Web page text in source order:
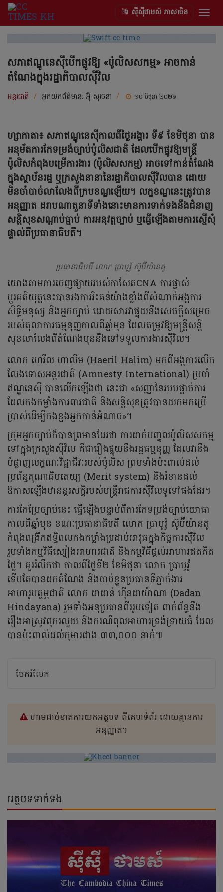
ស៊ីស៊ីថាមស៍ ភាសាចិន
សភាឥណ្ឌូនេស៊ីបើកផ្លូវឱ្យ «ប៉ូលិសសកម្ម» អាចកាន់
តំណែងក្នុងរដ្ឋាភិបាលស៊ីវិល
អន្តរជាតិ / អ្នកយកព័ត៌មាន: អ៊ុំ សុរចនា / ១០ មិថុនា ២០២៦
ហ្សាកាតា៖ សភាឥណ្ឌូនេស៊ីកាលពីថ្ងៃអង្គារ ទី៩ ខែមិថុនា បាន
អនុម័តការកែទម្រង់ច្បាប់ប៉ូលិសជាតិ ដែលបើកផ្លូវឱ្យមន្ត្រី
ប៉ូលិសកំពុងបម្រើការងារ (ប៉ូលិសសកម្ម) អាចទៅកាន់តំណែង
ក្នុងស្ថាប័នរដ្ឋ ឬក្រសួងនានានៃរដ្ឋាភិបាលស៊ីវិលបាន ដោយ
មិនចាំបាច់លាលែងពីក្របខណ្ឌឡើយ។ លក្ខខណ្ឌនេះត្រូវបាន
អនុញ្ញាត ដរាបណាតួនាទីទាំងនោះមានការទាក់ទងនឹងជំនាញ
សន្តិសុខសណ្តាប់ធ្នាប់ ការអនុវត្តច្បាប់ ឬធ្វើឡើងតាមការស្នើសុំ
ផ្ទាល់ពីប្រធានាធិបតី។
ប្រធានាធិបតី លោក ប្រាបូវ៉ូ ស៊ូប៊ីយ៉ានតូ
យោងតាមការចេញផ្សាយរបស់កាសែតCNA ការផ្លាស់
ប្តូរគតិយុត្តនេះបានរងការរិះគន់យ៉ាងខ្លាំងពីសំណាក់អង្គការ
សិទ្ធិមនុស្ស និងអ្នកច្បាប់ ដោយសារវាផ្ទុយនឹងសេចក្តីសម្រេច
របស់តុលាការធម្មនុញ្ញកាលពីឆ្នាំមុន ដែលតម្រូវឱ្យមន្ត្រីសន្តិ
សុខលាលែងពីតំណែងមុននឹងទៅទទួលការងារស៊ីវិល។
លោក ហេរីល ហាលីម (Haeril Halim) មកពីអង្គការលើក
លែងទោសអន្តរជាតិ (Amnesty International) ប្រចាំ
ឥណ្ឌូនេស៊ី បានលើកឡើងថា នេះជា «សញ្ញានៃរបបផ្តាច់ការ
ដែលកងកម្លាំងការពារជាតិ និងសន្តិសុខត្រូវបានយកមកប្រើ
ប្រាស់ដើម្បីកងខ្នងអ្នកកាន់អំណាច»។
ក្រុមអ្នកច្បាប់ក៏បានព្រមានដែរថា ការដាក់បញ្ចូលប៉ូលិសសកម្ម
ទៅក្នុងក្រសួងស៊ីវិល គឺជារឿងផ្ទុយនឹងរដ្ឋធម្មនុញ្ញ ដែលវានឹង
បំផ្លាញលក្ខណៈវិជ្ជាជីវៈរបស់ប៉ូលិស ព្រមទាំងប៉ះពាល់ដល់
ប្រព័ន្ធគុណាធិបតេយ្យ (Merit system) និងរំខានដល់
ឱកាសឡើងឋានន្តរសក្តិរបស់មន្ត្រីរាជការស៊ីវិលទូទៅផងដែរ។
ការកែប្រែច្បាប់នេះ ធ្វើឡើងបន្ទាប់ពីការកែទម្រង់ច្បាប់យោធា
កាលពីឆ្នាំមុន ខណៈប្រធានាធិបតី លោក ប្រាបូវ៉ូ ស៊ូប៊ីយ៉ានតូ
កំពុងពង្រីកឥទ្ធិពលកងកម្លាំងប្រដាប់អាវុធក្នុងកិច្ចការស៊ីវិល
រួមទាំងកម្មវិធីស្បៀងអាហារជាតិ និងកម្មវិធីផ្តល់អាហារឥតគិត
ថ្លៃ។ គួររំលឹកថា កាលពីថ្ងៃទី២ ខែមិថុនា លោក ប្រាបូវ៉ូ
ទើបតែបានដកតំណែង និងចាប់ខ្លួនប្រធានទីភ្នាក់ងារ
អាហារូបត្ថម្ភជាតិ លោក ដាដាន់ ហ៊ីនដាយ៉ាណា (Dadan
Hindayana) រួមទាំងអនុប្រធានពីររូបទៀត ពាក់ព័ន្ធនឹង
រឿងអាស្រូវពុករលួយ និងករណីពុលអាហារទ្រង់ទ្រាយធំ ដែល
បានប៉ះពាល់ដល់កុមារជាង ៣៣,០០០ នាក់៕
ចែករំលែក
ហាមដាច់ខាតការយកអត្ថបទ ពីគេហទំព័រ ដោយគ្មានការ
អនុញ្ញាត។
អត្ថបទទាក់ទង